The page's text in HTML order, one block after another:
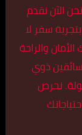
الآن نقدم
سفر لا
والراحة
ذوي
نحرص